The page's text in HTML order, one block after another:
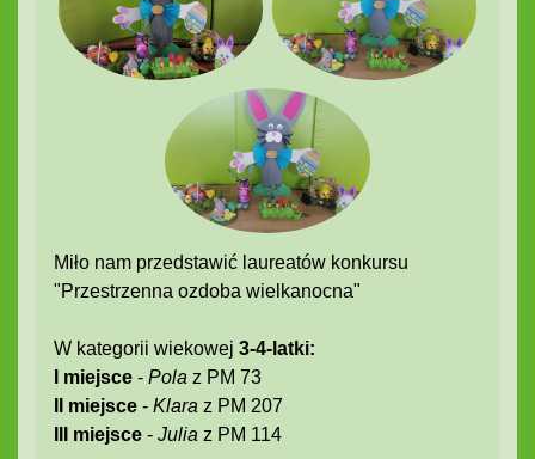
Miło nam przedstawić laureatów konkursu
"Przestrzenna ozdoba wielkanocna"
W kategorii wiekowej 3-4-latki:
I miejsce - Pola z PM 73
II miejsce - Klara z PM 207
III miejsce - Julia z PM 114